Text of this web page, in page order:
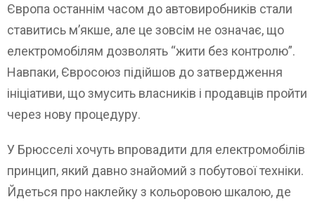
Європа останнім часом до автовиробників стали
ставитись м’якше, але це зовсім не означає, що
електромобілям дозволять “жити без контролю”.
Навпаки, Євросоюз підійшов до затвердження
ініціативи, що змусить власників і продавців пройти
через нову процедуру.
У Брюсселі хочуть впровадити для електромобілів
принцип, який давно знайомий з побутової техніки.
Йдеться про наклейку з кольоровою шкалою, де